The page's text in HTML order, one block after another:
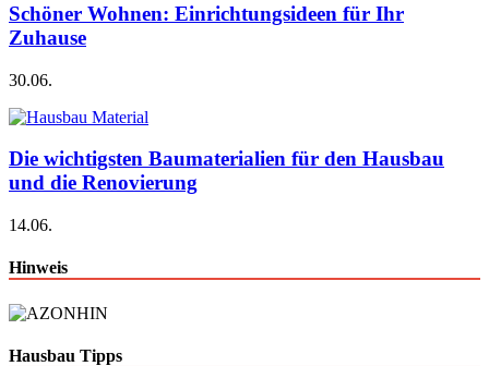
Schöner Wohnen: Einrichtungsideen für Ihr
Zuhause
30.06.
Die wichtigsten Baumaterialien für den Hausbau
und die Renovierung
14.06.
Hinweis
Hausbau Tipps